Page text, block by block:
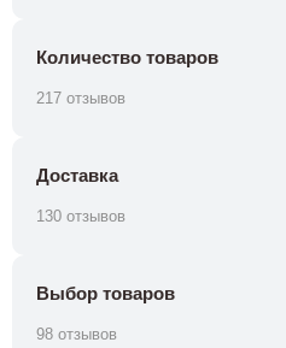
Количество товаров
217 отзывов
Доставка
130 отзывов
Выбор товаров
98 отзывов